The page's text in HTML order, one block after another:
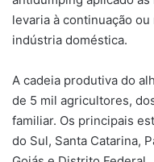
levaria à continuação
indústria doméstica.
A cadeia produtiva do
de 5 mil agricultores,
familiar. Os principais
do Sul, Santa Catarina,